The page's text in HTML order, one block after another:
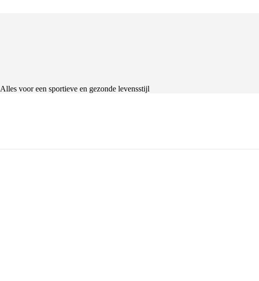
Alles voor een sportieve en gezonde levensstijl